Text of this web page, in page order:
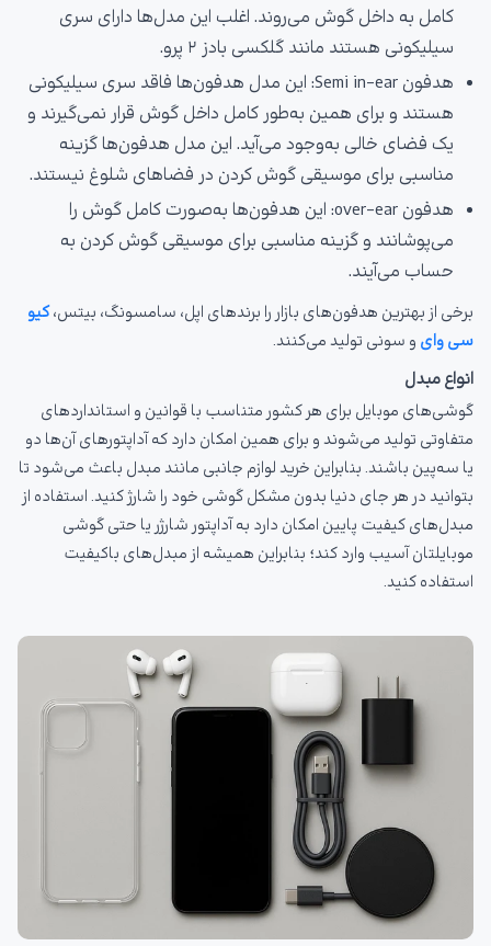
کامل به داخل گوش می‌روند. اغلب این مدل‌ها دارای سری
سیلیکونی هستند مانند گلکسی بادز ۲ پرو.
هدفون Semi in-ear: این مدل هدفون‌ها فاقد سری سیلیکونی
هستند و برای همین به‌طور کامل داخل گوش قرار نمی‌گیرند و
یک فضای خالی به‌وجود می‌آید. این مدل هدفون‌ها گزینه
مناسبی برای موسیقی گوش کردن در فضاهای شلوغ نیستند.
هدفون over-ear: این هدفون‌ها به‌صورت کامل گوش را
می‌پوشانند و گزینه مناسبی برای موسیقی گوش کردن به
حساب می‌آیند.
برخی از بهترین هدفون‌های بازار را برندهای اپل، سامسونگ، بیتس،کیو
سی وای و سونی تولید می‌کنند.
انواع مبدل
گوشی‌های موبایل برای هر کشور متناسب با قوانین و استانداردهای
متفاوتی تولید می‌شوند و برای همین امکان دارد که آداپتورهای آن‌ها دو
یا سه‌پین باشند. بنابراین خرید لوازم جانبی مانند مبدل باعث می‌شود تا
بتوانید در هر جای دنیا بدون مشکل گوشی خود را شارژ کنید. استفاده از
مبدل‌های کیفیت پایین امکان دارد به آداپتور شارژر یا حتی گوشی
موبایلتان آسیب وارد کند؛ بنابراین همیشه از مبدل‌های باکیفیت
استفاده کنید.